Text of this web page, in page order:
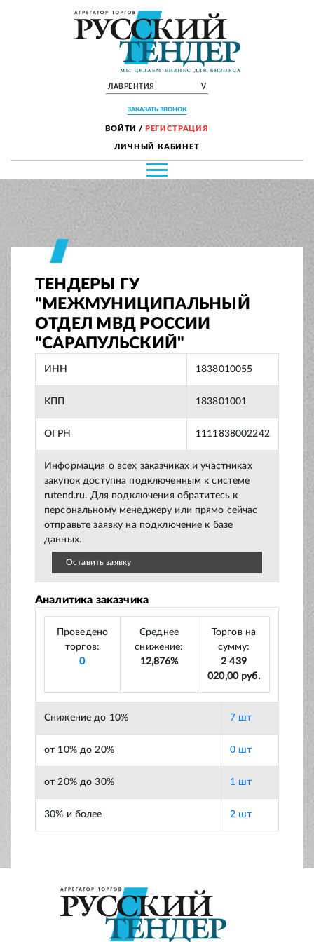
ЛАВРЕНТИЯ V
ЗАКАЗАТЬ ЗВОНОК
ВОЙТИ / РЕГИСТРАЦИЯ
ЛИЧНЫЙ КАБИНЕТ
ТЕНДЕРЫ ГУ
"МЕЖМУНИЦИПАЛЬНЫЙ
ОТДЕЛ МВД РОССИИ
"САРАПУЛЬСКИЙ"
ИНН 1838010055
КПП 183801001
ОГРН 1111838002242
Информация о всех заказчиках и участниках
закупок доступна подключенным к системе
rutend.ru. Для подключения обратитесь к
персональному менеджеру или прямо сейчас
отправьте заявку на подключение к базе
данных.
Оставить заявку
Аналитика заказчика
Проведено
торгов:
0
Среднее
снижение:
12,876%
Торгов на
сумму:
2 439
020,00 руб.
Снижение до 10% 7 шт
от 10% до 20% 0 шт
от 20% до 30% 1 шт
30% и более 2 шт